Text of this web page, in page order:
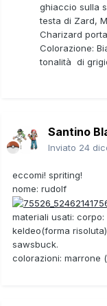
ghiaccio sulla
testa di Zard,
Charizard
Colorazione:
tonalità di
Santino
Inviato 24
eccomi! spriting!
nome: rudolf
materiali usati:
keldeo(forma
sawsbuck.
colorazioni: marrone